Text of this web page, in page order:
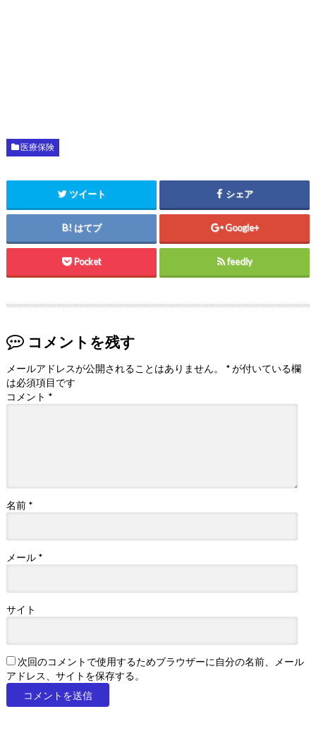
医療保険
ツイート シェア
はてブ Google+
Pocket feedly
コメントを残す
メールアドレスが公開されることはありません。 *が付いている欄
は必須項目です
コメント *
名前 *
メール *
サイト
次回のコメントで使用するためブラウザーに自分の名前、メール
アドレス、サイトを保存する。